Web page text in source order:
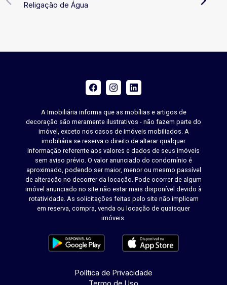
Religação de Água
A Imobiliária informa que as mobílias e artigos de
decoração são meramente ilustrativos - não fazem parte do
imóvel, exceto nos casos de imóveis mobiliados. A
imobiliária se reserva o direito de alterar qualquer
informação referente aos valores e dados de seus imóveis
sem aviso prévio. O valor anunciado do condomínio é
aproximado, podendo ser maior, menor ou mesmo passível
de alteração no decorrer da locação. Pode ocorrer de algum
imóvel anunciado no site não estar mais disponível devido à
rotatividade. As solicitações feitas pelo site não implicam
em reserva, compra, venda ou locação de quaisquer
imóveis.
Política de Privacidade
Termo de Uso